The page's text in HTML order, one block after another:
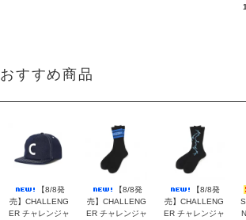
おすすめ商品
【8/8発
売】CHALLENG
ER チャレンジャ
【8/8発
売】CHALLENG
ER チャレンジャ
【8/8発
売】CHALLENG
ER チャレンジャ